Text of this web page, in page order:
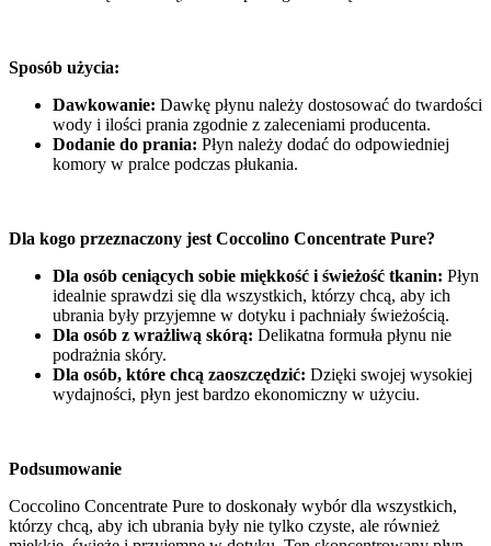
Sposób użycia:
Dawkowanie: Dawkę płynu należy dostosować do twardości
wody i ilości prania zgodnie z zaleceniami producenta.
Dodanie do prania: Płyn należy dodać do odpowiedniej
komory w pralce podczas płukania.
Dla kogo przeznaczony jest Coccolino Concentrate Pure?
Dla osób ceniących sobie miękkość i świeżość tkanin: Płyn
idealnie sprawdzi się dla wszystkich, którzy chcą, aby ich
ubrania były przyjemne w dotyku i pachniały świeżością.
Dla osób z wrażliwą skórą: Delikatna formuła płynu nie
podrażnia skóry.
Dla osób, które chcą zaoszczędzić: Dzięki swojej wysokiej
wydajności, płyn jest bardzo ekonomiczny w użyciu.
Podsumowanie
Coccolino Concentrate Pure to doskonały wybór dla wszystkich,
którzy chcą, aby ich ubrania były nie tylko czyste, ale również